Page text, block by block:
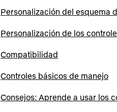
Personalización del esquema
Personalización de los
Compatibilidad
Controles básicos de manejo
Consejos: Aprende a usar los